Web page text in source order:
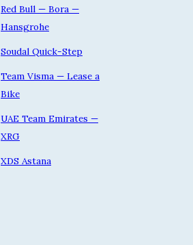
Red Bull — Bora —
Hansgrohe
Soudal Quick-Step
Team Visma — Lease a
Bike
UAE Team Emirates —
XRG
XDS Astana